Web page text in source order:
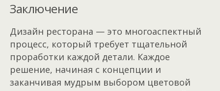
Заключение
Дизайн ресторана — это многоаспектный
процесс, который требует тщательной
проработки каждой детали. Каждое
решение, начиная с концепции и
заканчивая мудрым выбором цветовой